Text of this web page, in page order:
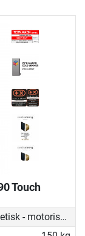
Touch
Magnetisk - motoriseret